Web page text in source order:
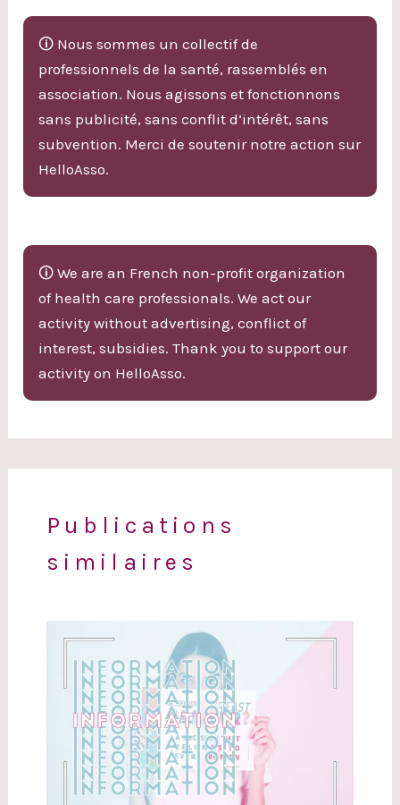
🛈 Nous sommes un collectif de
professionnels de la santé, rassemblés en
association. Nous agissons et fonctionnons
sans publicité, sans conflit d’intérêt, sans
subvention. Merci de soutenir notre action sur
HelloAsso.
🛈 We are an French non-profit organization
of health care professionals. We act our
activity without advertising, conflict of
interest, subsidies. Thank you to support our
activity on HelloAsso.
Publications
similaires